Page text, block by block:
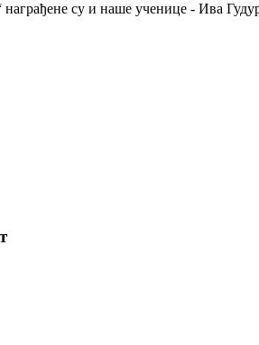
су и наше ученице - Ива